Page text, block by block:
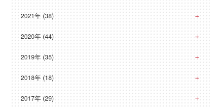
2021年 (38)
2020年 (44)
2019年 (35)
2018年 (18)
2017年 (29)